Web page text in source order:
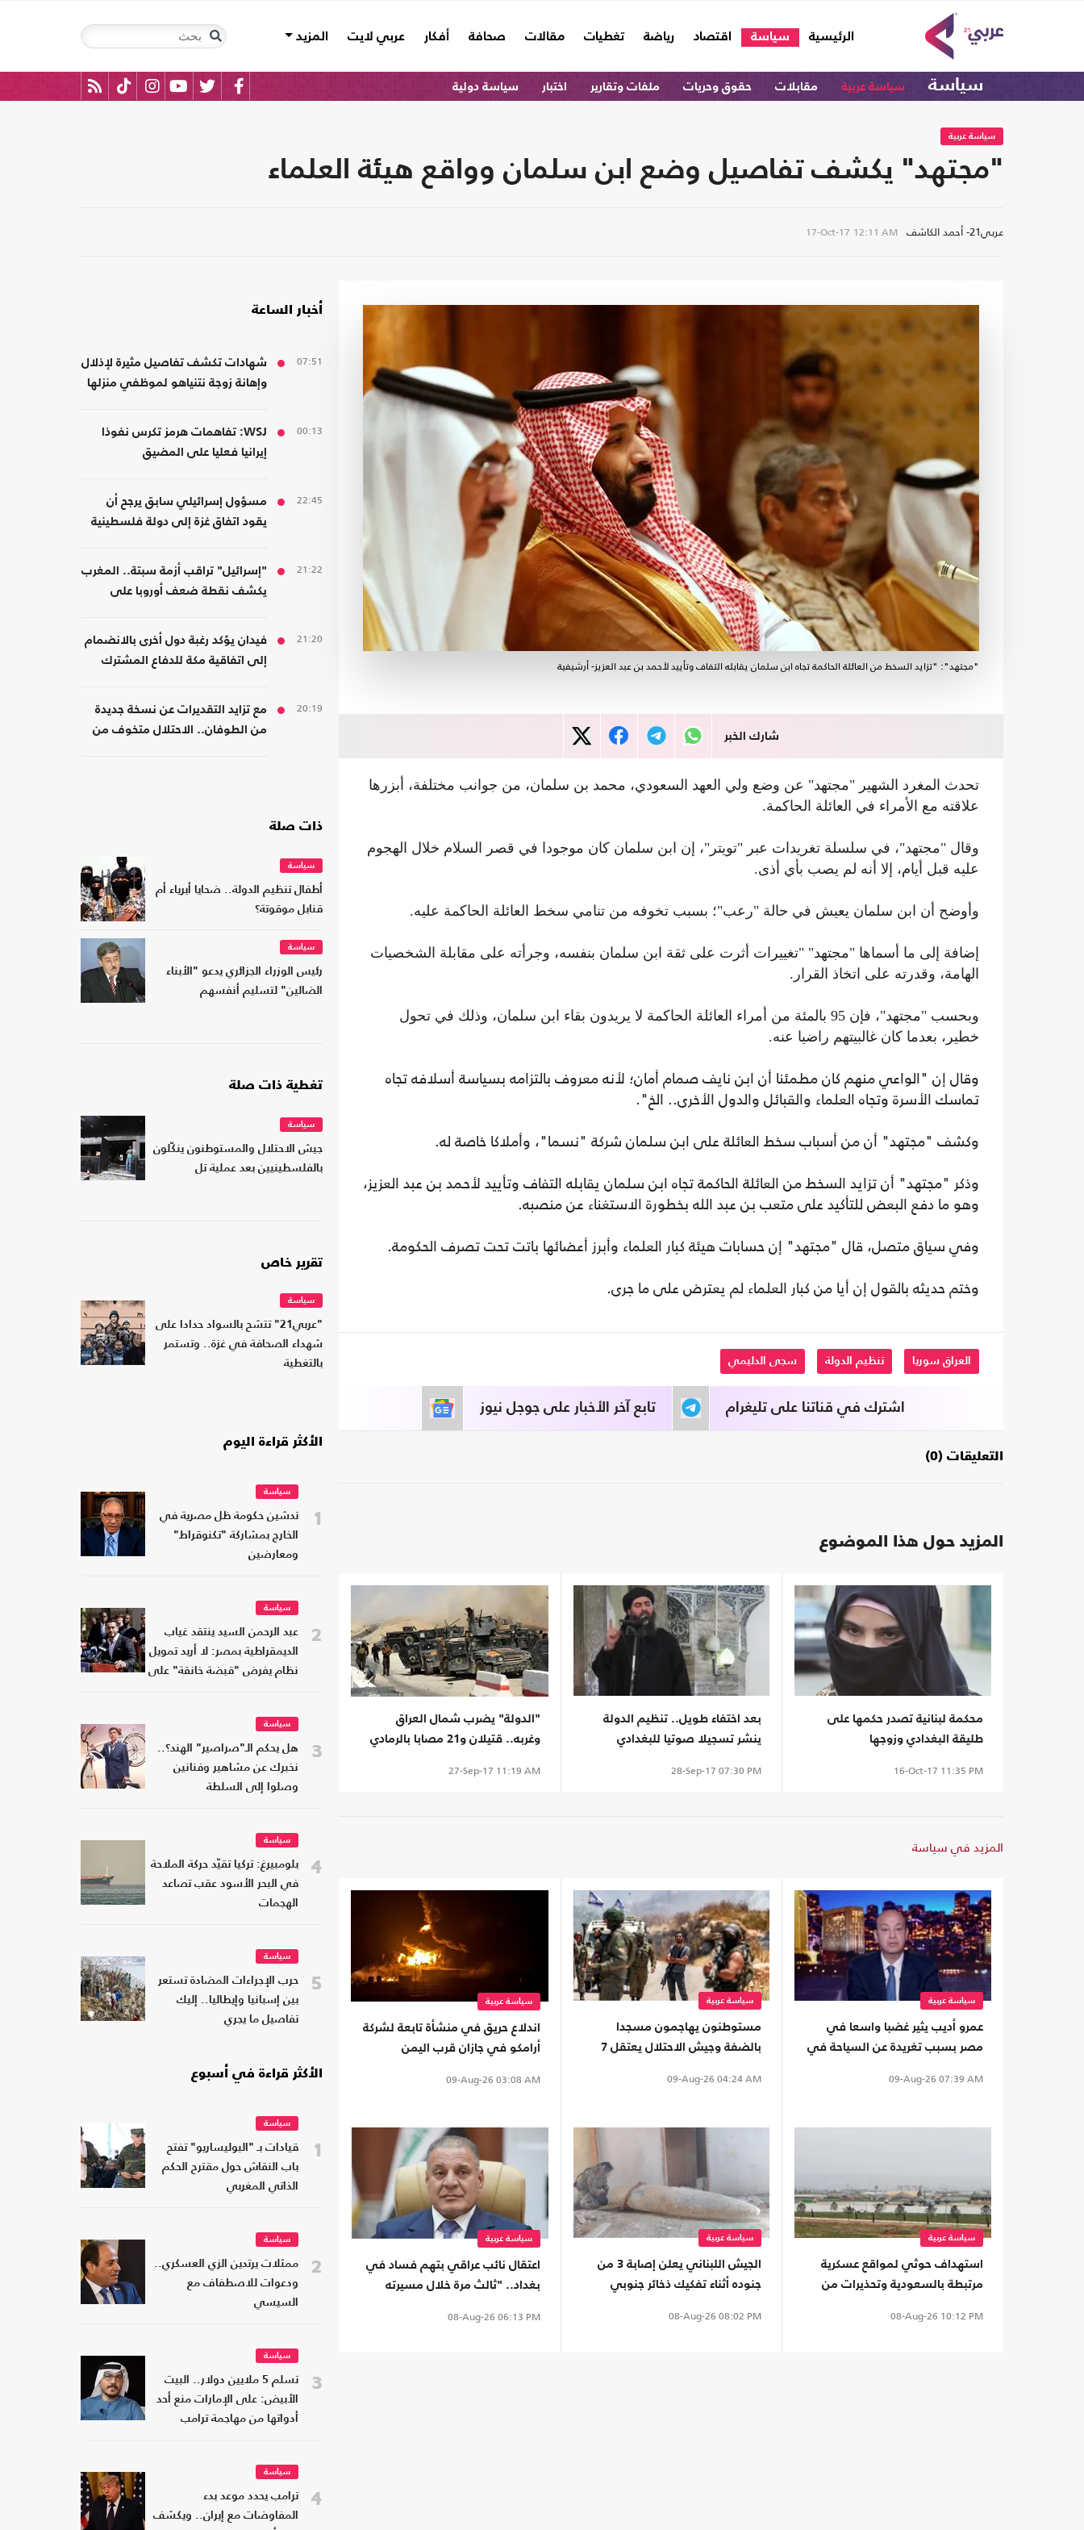
الرئيسية
(current) سياسة اقتصاد رياضة تغطيات مقالات صحافة أفكار عربي لايت المزيد
سياسة سياسة عربية مقابلات حقوق وحريات ملفات وتقارير اختبار سياسة دولية
سياسة عربية
"مجتهد" يكشف تفاصيل وضع ابن سلمان وواقع هيئة العلماء
عربي21- أحمد الكاشف 17-Oct-17 12:11 AM
"مجتهد": "تزايد السخط من العائلة الحاكمة تجاه ابن سلمان يقابله التفاف وتأييد لأحمد بن عبد العزيز- أرشيفية
شارك الخبر
تحدث المغرد الشهير "مجتهد" عن وضع ولي العهد السعودي، محمد بن سلمان، من جوانب مختلفة، أبزرها
علاقته مع الأمراء في العائلة الحاكمة.
وقال "مجتهد"، في سلسلة تغريدات عبر "تويتر"، إن ابن سلمان كان موجودا في قصر السلام خلال الهجوم
عليه قبل أيام، إلا أنه لم يصب بأي أذى.
وأوضح أن ابن سلمان يعيش في حالة "رعب"؛ بسبب تخوفه من تنامي سخط العائلة الحاكمة عليه.
إضافة إلى ما أسماها "مجتهد" "تغييرات أثرت على ثقة ابن سلمان بنفسه، وجرأته على مقابلة الشخصيات
الهامة، وقدرته على اتخاذ القرار.
وبحسب "مجتهد"، فإن 95 بالمئة من أمراء العائلة الحاكمة لا يريدون بقاء ابن سلمان، وذلك في تحول
خطير، بعدما كان غالبيتهم راضيا عنه.
وقال إن "الواعي منهم كان مطمئنا أن ابن نايف صمام أمان؛ لأنه معروف بالتزامه بسياسة أسلافه تجاه
تماسك الأسرة وتجاه العلماء والقبائل والدول الأخرى.. الخ".
وكشف "مجتهد" أن من أسباب سخط العائلة على ابن سلمان شركة "نسما"، وأملاكا خاصة له.
وذكر "مجتهد" أن تزايد السخط من العائلة الحاكمة تجاه ابن سلمان يقابله التفاف وتأييد لأحمد بن عبد العزيز،
وهو ما دفع البعض للتأكيد على متعب بن عبد الله بخطورة الاستغناء عن منصبه.
وفي سياق متصل، قال "مجتهد" إن حسابات هيئة كبار العلماء وأبرز أعضائها باتت تحت تصرف الحكومة.
وختم حديثه بالقول إن أيا من كبار العلماء لم يعترض على ما جرى.
العراق سوريا تنظيم الدولة سجى الدليمي
تابع آخر الأخبار على جوجل نيوز اشترك في قناتنا على تليغرام
التعليقات (0)
المزيد حول هذا الموضوع
محكمة لبنانية تصدر حكمها على
طليقة البغدادي وزوجها
16-Oct-17 11:35 PM
بعد اختفاء طويل.. تنظيم الدولة
ينشر تسجيلا صوتيا للبغدادي
28-Sep-17 07:30 PM
"الدولة" يضرب شمال العراق
وغربه.. قتيلان و21 مصابا بالرمادي
27-Sep-17 11:19 AM
المزيد في سياسة
سياسة عربية
عمرو أديب يثير غضبا واسعا في
مصر بسبب تغريدة عن السياحة في
09-Aug-26 07:39 AM
سياسة عربية
مستوطنون يهاجمون مسجدا
بالضفة وجيش الاحتلال يعتقل 7
09-Aug-26 04:24 AM
سياسة عربية
اندلاع حريق في منشأة تابعة لشركة
أرامكو في جازان قرب اليمن
09-Aug-26 03:08 AM
سياسة عربية
استهداف حوثي لمواقع عسكرية
مرتبطة بالسعودية وتحذيرات من
08-Aug-26 10:12 PM
سياسة عربية
الجيش اللبناني يعلن إصابة 3 من
جنوده أثناء تفكيك ذخائر جنوبي
08-Aug-26 08:02 PM
سياسة عربية
اعتقال نائب عراقي بتهم فساد في
بغداد.. "ثالث مرة خلال مسيرته
08-Aug-26 06:13 PM
أخبار الساعة
07:51
شهادات تكشف تفاصيل مثيرة لإذلال
وإهانة زوجة نتنياهو لموظفي منزلها
00:13
WSJ: تفاهمات هرمز تكرس نفوذا
إيرانيا فعليا على المضيق
22:45
مسؤول إسرائيلي سابق يرجح أن
يقود اتفاق غزة إلى دولة فلسطينية
21:22
"إسرائيل" تراقب أزمة سبتة.. المغرب
يكشف نقطة ضعف أوروبا على
21:20
فيدان يؤكد رغبة دول أخرى بالانضمام
إلى اتفاقية مكة للدفاع المشترك
20:19
مع تزايد التقديرات عن نسخة جديدة
من الطوفان.. الاحتلال متخوف من
ذات صلة
سياسة
أطفال تنظيم الدولة.. ضحايا أبرياء أم
قنابل موقوتة؟
سياسة
رئيس الوزراء الجزائري يدعو "الأبناء
الضالين" لتسليم أنفسهم
تغطية ذات صلة
سياسة
جيش الاحتلال والمستوطنون ينكّلون
بالفلسطينيين بعد عملية تل
تقرير خاص
سياسة
"عربي21" تتشح بالسواد حدادا على
شهداء الصحافة في غزة.. وتستمر
بالتغطية
الأكثر قراءة اليوم
1
سياسة
تدشين حكومة ظل مصرية في
الخارج بمشاركة "تكنوقراط"
ومعارضين
2
سياسة
عبد الرحمن السيد ينتقد غياب
الديمقراطية بمصر: لا أريد تمويل
نظام يفرض "قبضة خانقة" على
3
سياسة
هل يحكم الـ"صراصير" الهند؟..
نخبرك عن مشاهير وفنانين
وصلوا إلى السلطة
4
سياسة
بلومبيرغ: تركيا تقيّد حركة الملاحة
في البحر الأسود عقب تصاعد
الهجمات
5
سياسة
حرب الإجراءات المضادة تستعر
بين إسبانيا وإيطاليا.. إليك
تفاصيل ما يجري
الأكثر قراءة في أسبوع
1
سياسة
قيادات بـ "البوليساريو" تفتح
باب النقاش حول مقترح الحكم
الذاتي المغربي
2
سياسة
ممثلات يرتدين الزي العسكري..
ودعوات للاصطفاف مع
السيسي
3
سياسة
تسلم 5 ملايين دولار.. البيت
الأبيض: على الإمارات منع أحد
أدواتها من مهاجمة ترامب
4
سياسة
ترامب يحدد موعد بدء
المفاوضات مع إيران.. ويكشف